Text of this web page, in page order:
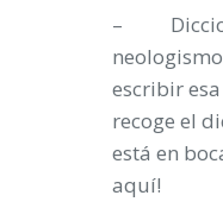
–
escribir
recoge el
está en
aquí!